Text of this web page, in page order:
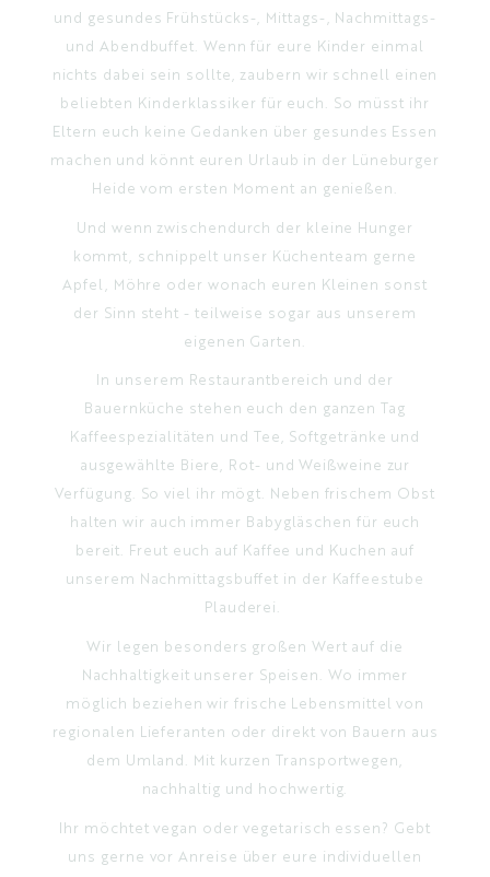
und gesundes Frühstücks-, Mittags-, Nachmittags-
und Abendbuffet. Wenn für eure Kinder einmal
nichts dabei sein sollte, zaubern wir schnell einen
beliebten Kinderklassiker für euch. So müsst ihr
Eltern euch keine Gedanken über gesundes Essen
machen und könnt euren Urlaub in der Lüneburger
Heide vom ersten Moment an genießen.
Und wenn zwischendurch der kleine Hunger
kommt, schnippelt unser Küchenteam gerne
Apfel, Möhre oder wonach euren Kleinen sonst
der Sinn steht - teilweise sogar aus unserem
eigenen Garten.
In unserem Restaurantbereich und der
Bauernküche stehen euch den ganzen Tag
Kaffeespezialitäten und Tee, Softgetränke und
ausgewählte Biere, Rot- und Weißweine zur
Verfügung. So viel ihr mögt. Neben frischem Obst
halten wir auch immer Babygläschen für euch
bereit. Freut euch auf Kaffee und Kuchen auf
unserem Nachmittagsbuffet in der Kaffeestube
Plauderei.
Wir legen besonders großen Wert auf die
Nachhaltigkeit unserer Speisen. Wo immer
möglich beziehen wir frische Lebensmittel von
regionalen Lieferanten oder direkt von Bauern aus
dem Umland. Mit kurzen Transportwegen,
nachhaltig und hochwertig.
Ihr möchtet vegan oder vegetarisch essen? Gebt
uns gerne vor Anreise über eure individuellen